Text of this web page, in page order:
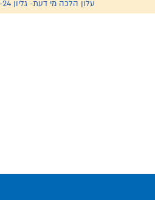
עלון הלכה מי דעת- גליון 24- מלאכת קוצר